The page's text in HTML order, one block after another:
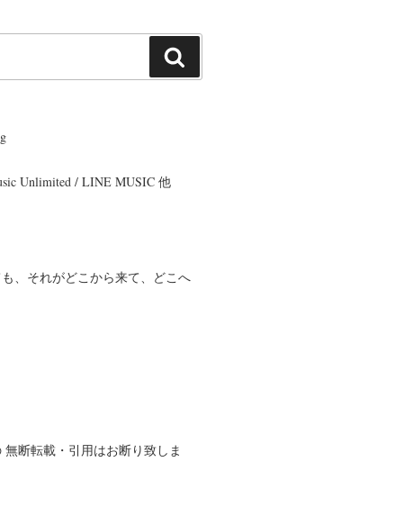
索
Unlimited / LINE MUSIC 他
、それがどこから来て、どこへ
断転載・引用はお断り致しま